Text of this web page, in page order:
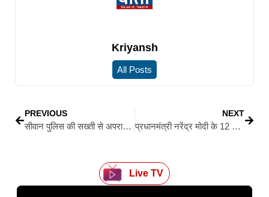
Kriyansh
All Posts
PREVIOUS
सीवान पुलिस की सख्ती से अपराधियों में हड़कंप, कुर्की अभियान के दबाव में पेशेवर अपराधी लड्डन ने किया सरेंडर
NEXT
प्रधानमंत्री नरेंद्र मोदी के 12 वर्ष पूरे होने पर भाजपा का देशव्यापी विशेष अभियान, सीएम से लेकर विधायक तक को मिला जिम्मा
Live TV